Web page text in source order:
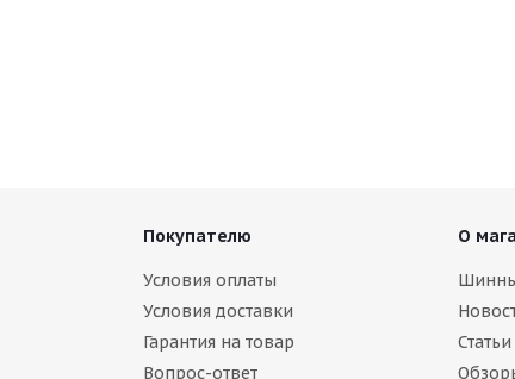
Покупателю
Условия оплаты
Условия доставки
Гарантия на товар
Вопрос-ответ
О
Статьи